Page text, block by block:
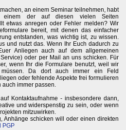
an einem Seminar teilnehmen, habt
der auf diesen vielen Seiten
etwas anregen oder Fehler melden? Wir
bereit, mit denen das einfacher
entstanden, was wichtig ist, zu wissen.
und nutzt das. Wenn Ihr Euch dadurch zu
Anliegen auch auf dem allgemeinen
oder per Mail an uns schicken. Für
wenn Ihr die Formulare benutzt, weil wir
Da dort auch immer ein Feld
oder fehlende Aspekte frei formulieren
auch immer passen.
Kontaktaufnahme - insbesondere dann,
und widerspenstig zu sein, oder wenn
mitzuwirken.
Anhänge schicken will oder einen direkten
PGP